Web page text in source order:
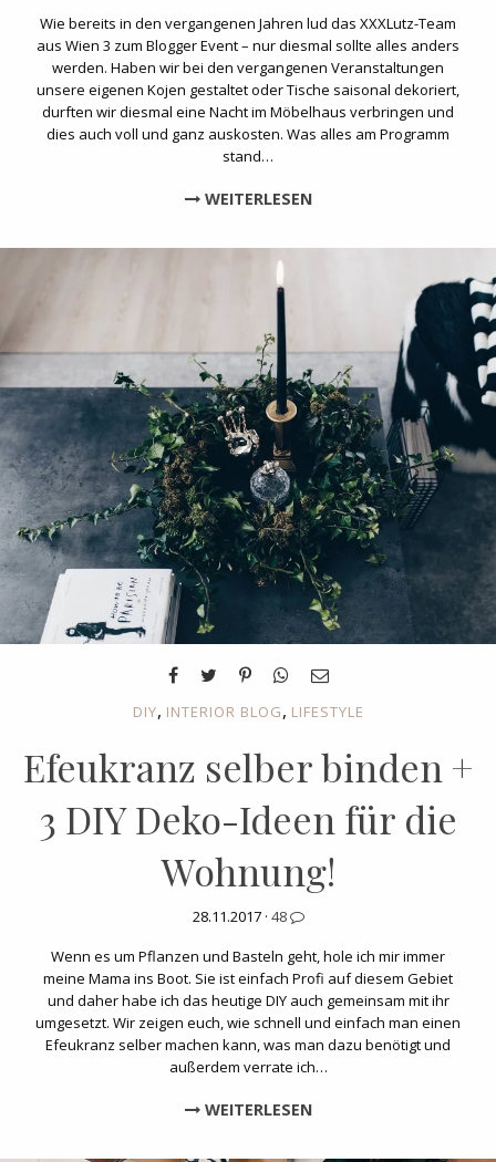
Wie bereits in den vergangenen Jahren lud das XXXLutz-Team
aus Wien 3 zum Blogger Event – nur diesmal sollte alles anders
werden. Haben wir bei den vergangenen Veranstaltungen
unsere eigenen Kojen gestaltet oder Tische saisonal dekoriert,
durften wir diesmal eine Nacht im Möbelhaus verbringen und
dies auch voll und ganz auskosten. Was alles am Programm
stand…
WEITERLESEN
DIY, INTERIOR BLOG, LIFESTYLE
Efeukranz selber binden +
3 DIY Deko-Ideen für die
Wohnung!
28.11.2017 · 48
Wenn es um Pflanzen und Basteln geht, hole ich mir immer
meine Mama ins Boot. Sie ist einfach Profi auf diesem Gebiet
und daher habe ich das heutige DIY auch gemeinsam mit ihr
umgesetzt. Wir zeigen euch, wie schnell und einfach man einen
Efeukranz selber machen kann, was man dazu benötigt und
außerdem verrate ich…
WEITERLESEN